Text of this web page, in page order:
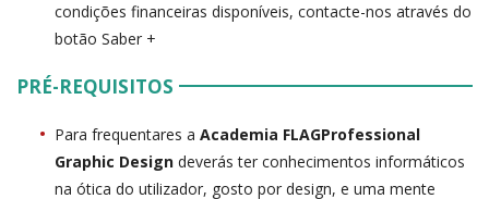
condições financeiras disponíveis, contacte-nos através do
botão Saber +
PRÉ-REQUISITOS
Para frequentares a Academia FLAGProfessional
Graphic Design deverás ter conhecimentos informáticos
na ótica do utilizador, gosto por design, e uma mente